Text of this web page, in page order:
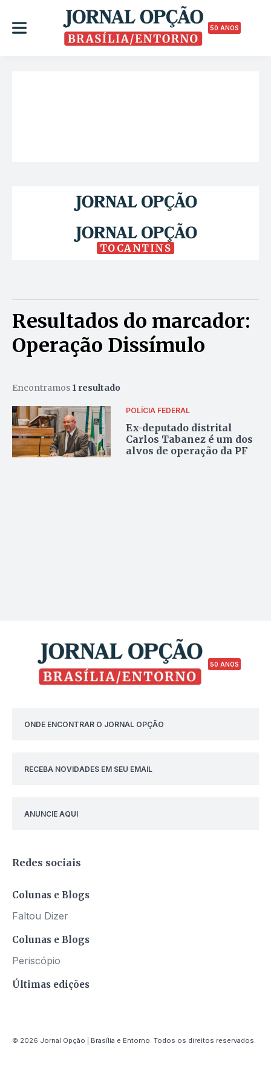
50 ANOS
TOCANTINS
Resultados do marcador:
Operação Dissímulo
Encontramos 1 resultado
POLÍCIA FEDERAL
Ex-deputado distrital
Carlos Tabanez é um dos
alvos de operação da PF
50 ANOS
ONDE ENCONTRAR O JORNAL OPÇÃO
RECEBA NOVIDADES EM SEU EMAIL
ANUNCIE AQUI
Redes sociais
Colunas e Blogs
Faltou Dizer
Colunas e Blogs
Periscópio
Últimas edições
© 2026 Jornal Opção | Brasília e Entorno. Todos os direitos reservados.